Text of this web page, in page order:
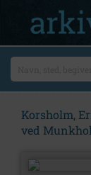
Korsholm,
ved